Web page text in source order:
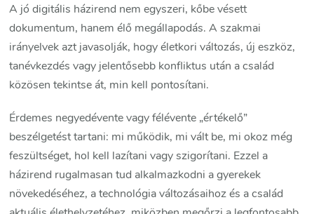
A jó digitális házirend nem egyszeri, kőbe vésett
dokumentum, hanem élő megállapodás. A szakmai
irányelvek azt javasolják, hogy életkori változás, új eszköz,
tanévkezdés vagy jelentősebb konfliktus után a család
közösen tekintse át, min kell pontosítani.
Érdemes negyedévente vagy félévente „értékelő”
beszélgetést tartani: mi működik, mi vált be, mi okoz még
feszültséget, hol kell lazítani vagy szigorítani. Ezzel a
házirend rugalmasan tud alkalmazkodni a gyerekek
növekedéséhez, a technológia változásaihoz és a család